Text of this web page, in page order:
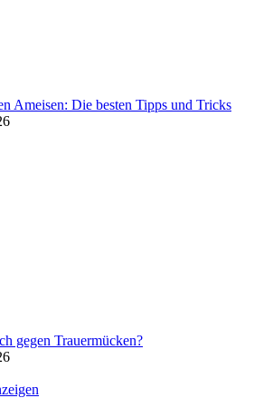
Ameisen: Die besten Tipps und Tricks
gegen Trauermücken?